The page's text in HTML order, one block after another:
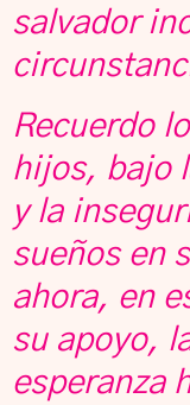
salvador
Recuerdo
hijos, bajo
y la
sueños en
ahora, en
su apoyo,
esperanza